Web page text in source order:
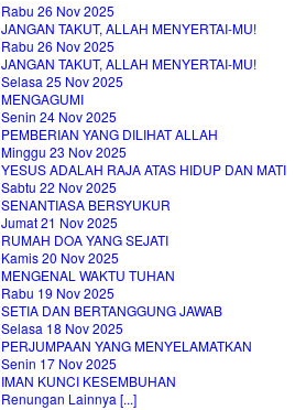
Rabu 26 Nov 2025
JANGAN TAKUT, ALLAH MENYERTAI-MU!
Rabu 26 Nov 2025
JANGAN TAKUT, ALLAH MENYERTAI-MU!
Selasa 25 Nov 2025
MENGAGUMI
Senin 24 Nov 2025
PEMBERIAN YANG DILIHAT ALLAH
Minggu 23 Nov 2025
YESUS ADALAH RAJA ATAS HIDUP DAN MATI
Sabtu 22 Nov 2025
SENANTIASA BERSYUKUR
Jumat 21 Nov 2025
RUMAH DOA YANG SEJATI
Kamis 20 Nov 2025
MENGENAL WAKTU TUHAN
Rabu 19 Nov 2025
SETIA DAN BERTANGGUNG JAWAB
Selasa 18 Nov 2025
PERJUMPAAN YANG MENYELAMATKAN
Senin 17 Nov 2025
IMAN KUNCI KESEMBUHAN
Renungan Lainnya [...]